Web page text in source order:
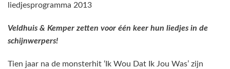
liedjesprogramma 2013
Veldhuis & Kemper zetten voor één keer hun liedjes in de
schijnwerpers!
Tien jaar na de monsterhit ‘Ik Wou Dat Ik Jou Was’ zijn